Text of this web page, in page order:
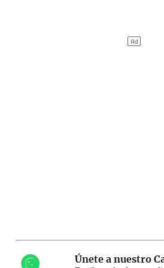
Únete a nuestro